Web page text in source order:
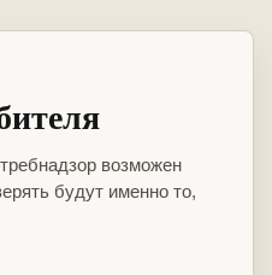
возможен
будут именно то,